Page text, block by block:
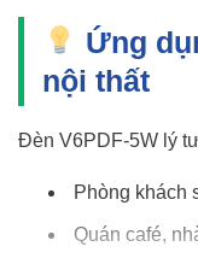
Ứng
nội thất
Đèn V6PDF-5W lý
Phòng khách
Quán café,